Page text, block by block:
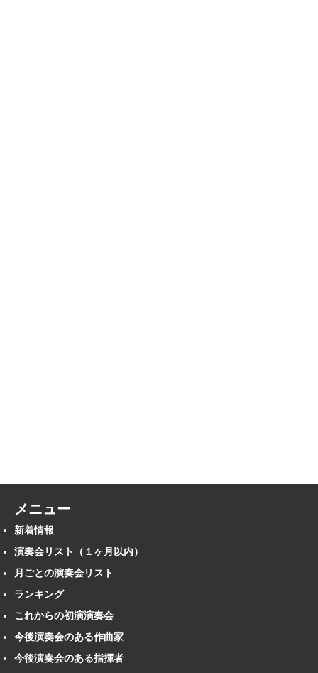
メニュー
新着情報
演奏会リスト（１ヶ月以内）
月ごとの演奏会リスト
ランキング
これからの初演演奏会
今後演奏会のある作曲家
今後演奏会のある指揮者